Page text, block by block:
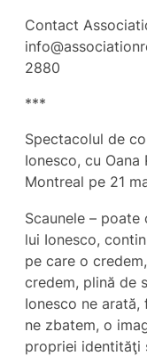
Contact
2880
***
Spectacolul de
Ionesco, cu Oana
Montreal pe 21
Scaunele –
lui Ionesco,
pe care o
credem, plină de
Ionesco ne arată,
ne zbatem, o
propriei identităţi